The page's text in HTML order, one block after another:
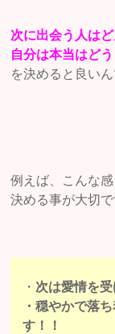
次に出会う人は
自分は本当はど
を決めると良い
例えば、こんな
決める事が大切で
・ 次は愛情を
・穏やかで落
す！！